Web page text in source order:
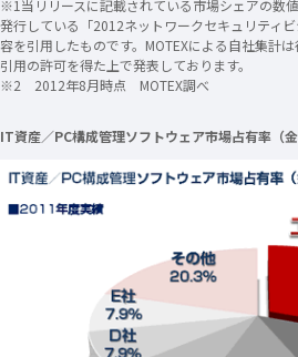
※1当リリースに記載されている市場シェアの数
発行している「2012ネットワークセキュリティ
容を引用したものです。MOTEXによる自社集計
引用の許可を得た上で発表しております。
※2 2012年8月時点 MOTEX調べ
IT資産／PC構成管理ソフトウェア市場占有率（金